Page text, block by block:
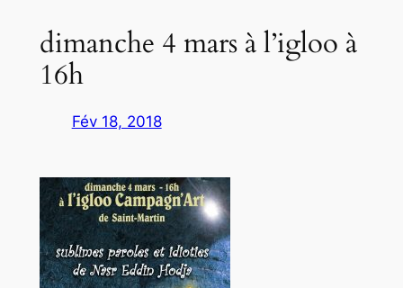
dimanche 4 mars à l’igloo à
16h
Fév 18, 2018